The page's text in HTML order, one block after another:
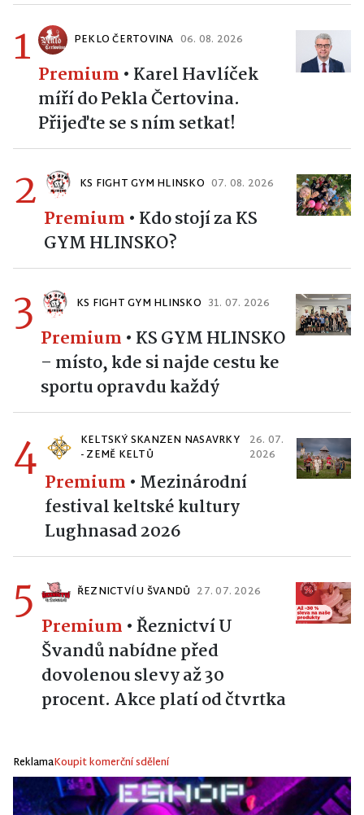
1 PEKLO ČERTOVINA 06. 08. 2026
Premium • Karel Havlíček
míří do Pekla Čertovina.
Přijeďte se s ním setkat!
2 KS FIGHT GYM HLINSKO 07. 08. 2026
Premium • Kdo stojí za KS
GYM HLINSKO?
3 KS FIGHT GYM HLINSKO 31. 07. 2026
Premium • KS GYM HLINSKO
– místo, kde si najde cestu ke
sportu opravdu každý
4
KELTSKÝ SKANZEN NASAVRKY
- ZEMĚ KELTŮ
26. 07.
2026
Premium • Mezinárodní
festival keltské kultury
Lughnasad 2026
5 ŘEZNICTVÍ U ŠVANDŮ 27. 07. 2026
Premium •Řeznictví U
Švandů nabídne před
dovolenou slevy až 30
procent. Akce platí od čtvrtka
ReklamaKoupit komerční sdělení